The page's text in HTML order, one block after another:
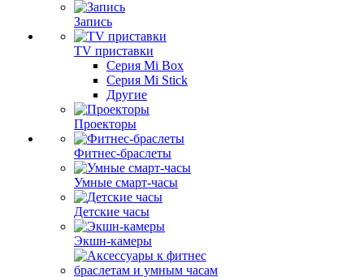
Запись
TV приставки
Серия Mi Box
Серия Mi Stick
Другие
Проекторы
Фитнес-браслеты
Умные смарт-часы
Детские часы
Экшн-камеры